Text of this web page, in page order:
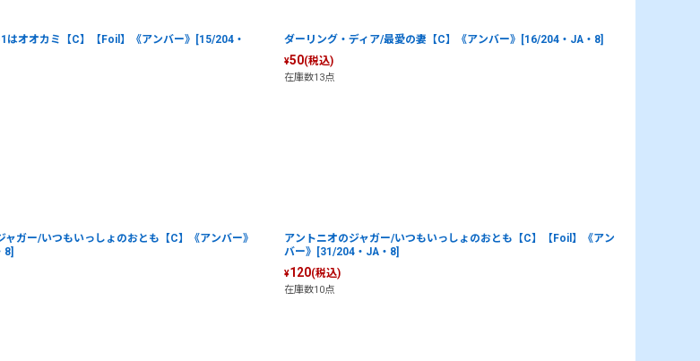
はオオカミ【C】【Foil】《アンバー》[15/204・
ダーリング・ディア/最愛の妻【C】《アンバー》[16/204・JA・8]
¥50(税込)
在庫数13点
ャガー/いつもいっしょのおとも【C】《アンバー》
8]
アントニオのジャガー/いつもいっしょのおとも【C】【Foil】《アン
バー》[31/204・JA・8]
¥120(税込)
在庫数10点